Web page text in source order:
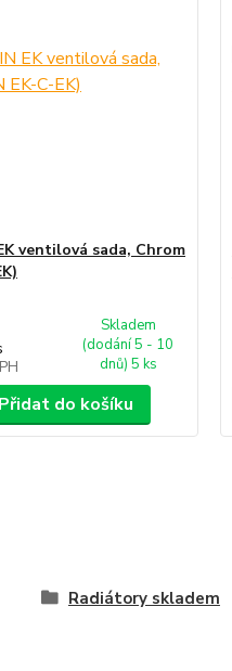
ventilová sada, Chrom
Skladem
(dodání 5 - 10
dnů) 5 ks
Přidat do košíku
Radiátory skladem